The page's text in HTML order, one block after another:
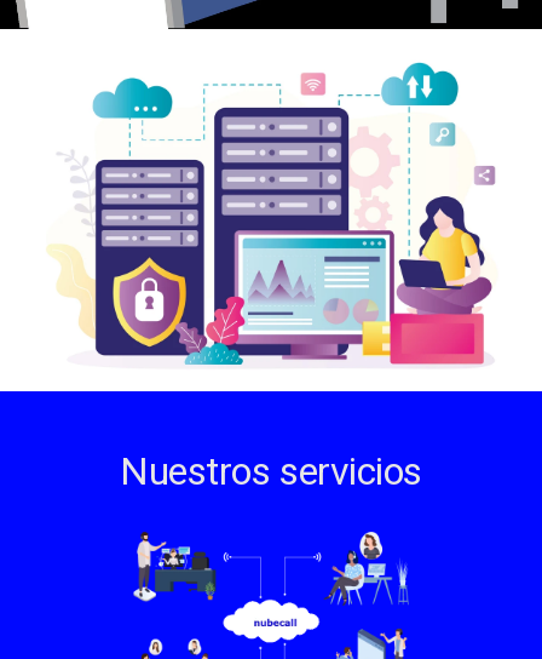
Nuestros servicios